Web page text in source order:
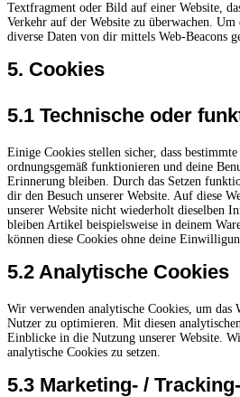
Textfragment oder Bild auf einer Website,
Verkehr auf der Website zu überwachen.
diverse Daten von dir mittels Web-Beacons
5. Cookies
5.1 Technische oder
Einige Cookies stellen sicher, dass
ordnungsgemäß funktionieren und deine
Erinnerung bleiben. Durch das Setzen
dir den Besuch unserer Website. Auf diese
unserer Website nicht wiederholt dieselben
bleiben Artikel beispielsweise in deinem
können diese Cookies ohne deine
5.2 Analytische Cookies
Wir verwenden analytische Cookies, um das
Nutzer zu optimieren. Mit diesen
Einblicke in die Nutzung unserer Website.
analytische Cookies zu setzen.
5.3 Marketing- /